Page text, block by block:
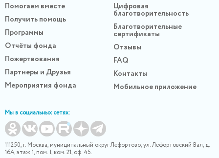
Помогаем вместе
Получить помощь
Программы
Отчёты фонда
Пожертвования
Партнеры и Друзья
Мероприятия фонда
Цифровая
благотворительность
Благотворительные
сертификаты
Отзывы
FAQ
Контакты
Мобильное приложение
Мы в социальных сетях:
111250, г. Москва, муниципальный округ Лефортово, ул. Лефортовский Вал, д.
16А, этаж 1, пом. I, ком. 21, оф. 45.